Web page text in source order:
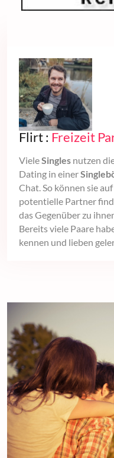
Flirt : Freizeit
VieleSingles nutzen
Dating in einer
Chat. So können sie
potentielle Partner
das Gegenüber zu
Bereits viele Paare
kennen und lieben